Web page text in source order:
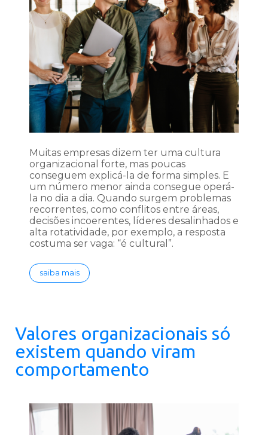
Muitas empresas dizem ter uma cultura
organizacional forte, mas poucas
conseguem explicá-la de forma simples. E
um número menor ainda consegue operá-
la no dia a dia. Quando surgem problemas
recorrentes, como conflitos entre áreas,
decisões incoerentes, líderes desalinhados e
alta rotatividade, por exemplo, a resposta
costuma ser vaga: “é cultural”.
saiba mais
Valores organizacionais só
existem quando viram
comportamento